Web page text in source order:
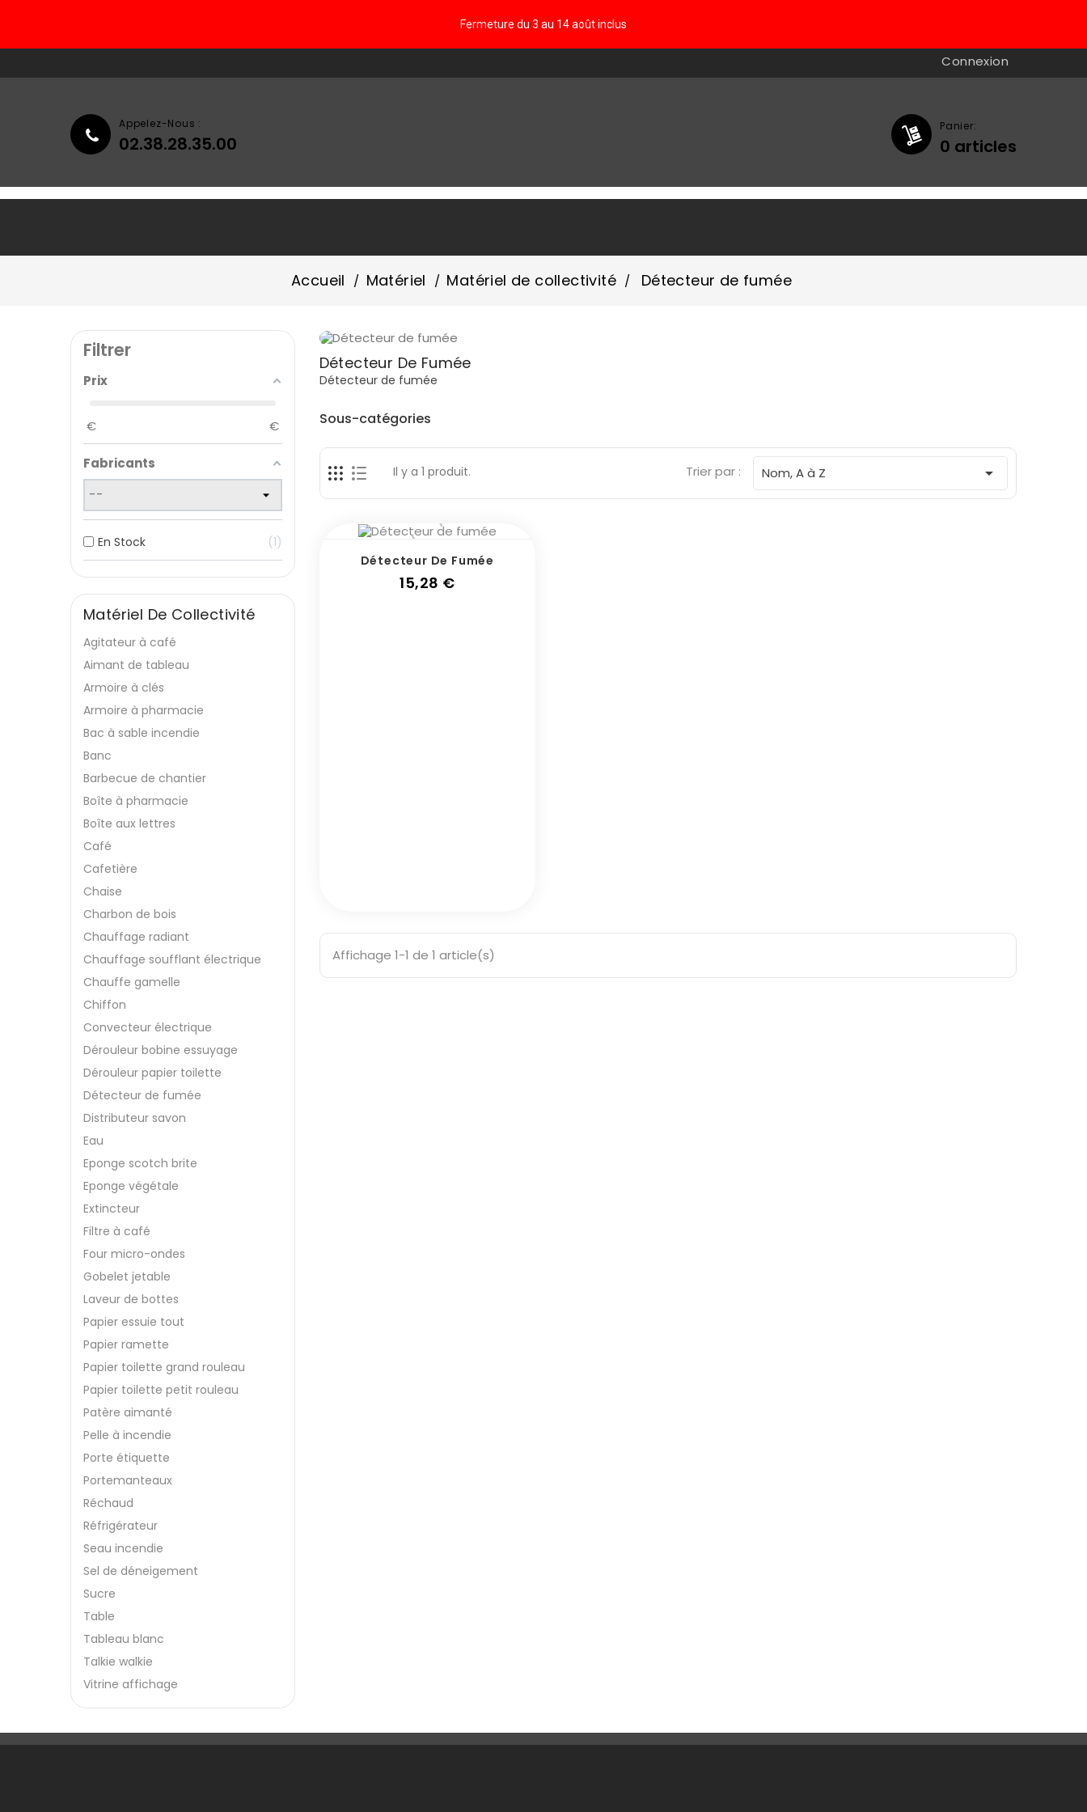
Fermeture du 3 au 14 août inclus
Connexion
Panier:
0 articles
Appelez-Nous :
02.38.28.35.00
Accueil Matériel Matériel de collectivité Détecteur de fumée
Filtrer
Prix
€ €
Fabricants
En Stock 1
Matériel De Collectivité
Agitateur à café
Aimant de tableau
Armoire à clés
Armoire à pharmacie
Bac à sable incendie
Banc
Barbecue de chantier
Boîte à pharmacie
Boîte aux lettres
Café
Cafetière
Chaise
Charbon de bois
Chauffage radiant
Chauffage soufflant électrique
Chauffe gamelle
Chiffon
Convecteur électrique
Dérouleur bobine essuyage
Dérouleur papier toilette
Détecteur de fumée
Distributeur savon
Eau
Eponge scotch brite
Eponge végétale
Extincteur
Filtre à café
Four micro-ondes
Gobelet jetable
Laveur de bottes
Papier essuie tout
Papier ramette
Papier toilette grand rouleau
Papier toilette petit rouleau
Patère aimanté
Pelle à incendie
Porte étiquette
Portemanteaux
Réchaud
Réfrigérateur
Seau incendie
Sel de déneigement
Sucre
Table
Tableau blanc
Talkie walkie
Vitrine affichage
Détecteur De Fumée
Détecteur de fumée
Sous-catégories
Il y a 1 produit. Trier par : Nom, A à Z 
Détecteur De Fumée
15,28 €Prix
Affichage 1-1 de 1 article(s)